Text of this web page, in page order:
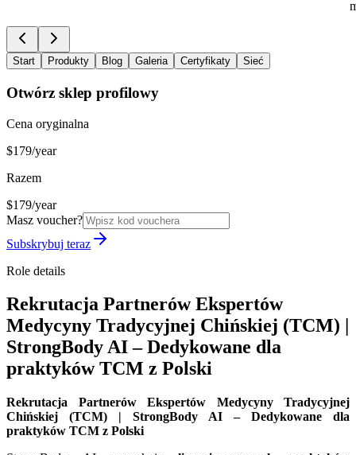
Start Produkty Blog Galeria Certyfikaty Sieć
Otwórz sklep profilowy
Cena oryginalna
$179/year
Razem
$179/year
Masz voucher?
Subskrybuj teraz
Role details
Rekrutacja Partnerów Ekspertów
Medycyny Tradycyjnej Chińskiej (TCM) |
StrongBody AI – Dedykowane dla
praktyków TCM z Polski
Rekrutacja Partnerów Ekspertów Medycyny Tradycyjnej
Chińskiej (TCM) | StrongBody AI – Dedykowane dla
praktyków TCM z Polski